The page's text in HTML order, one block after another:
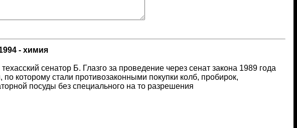
- химия
сенатор Б. Глазго за проведение через сенат закона 1989 года
по которому стали противозаконными покупки колб, пробирок,
посуды без специального на то разрешения